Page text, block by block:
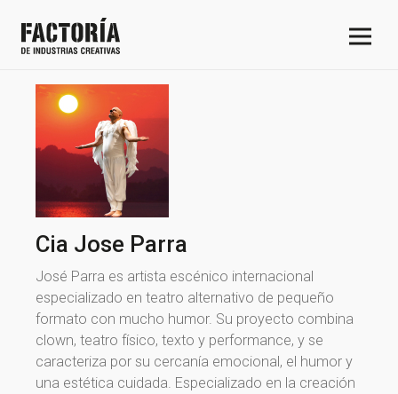
Cia Jose Parra
José Parra es artista escénico internacional
especializado en teatro alternativo de pequeño
formato con mucho humor. Su proyecto combina
clown, teatro físico, texto y performance, y se
caracteriza por su cercanía emocional, el humor y
una estética cuidada. Especializado en la creación